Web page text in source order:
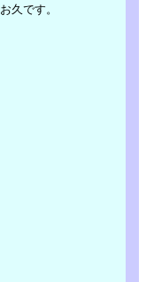
お久です。